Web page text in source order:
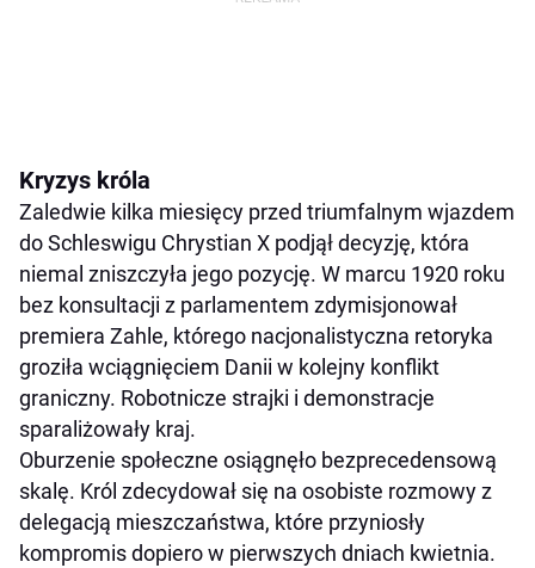
Kryzys króla
Zaledwie kilka miesięcy przed triumfalnym wjazdem
do Schleswigu Chrystian X podjął decyzję, która
niemal zniszczyła jego pozycję. W marcu 1920 roku
bez konsultacji z parlamentem zdymisjonował
premiera Zahle, którego nacjonalistyczna retoryka
groziła wciągnięciem Danii w kolejny konflikt
graniczny. Robotnicze strajki i demonstracje
sparaliżowały kraj.
Oburzenie społeczne osiągnęło bezprecedensową
skalę. Król zdecydował się na osobiste rozmowy z
delegacją mieszczaństwa, które przyniosły
kompromis dopiero w pierwszych dniach kwietnia.